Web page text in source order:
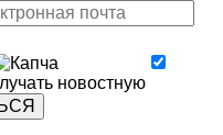
новостную